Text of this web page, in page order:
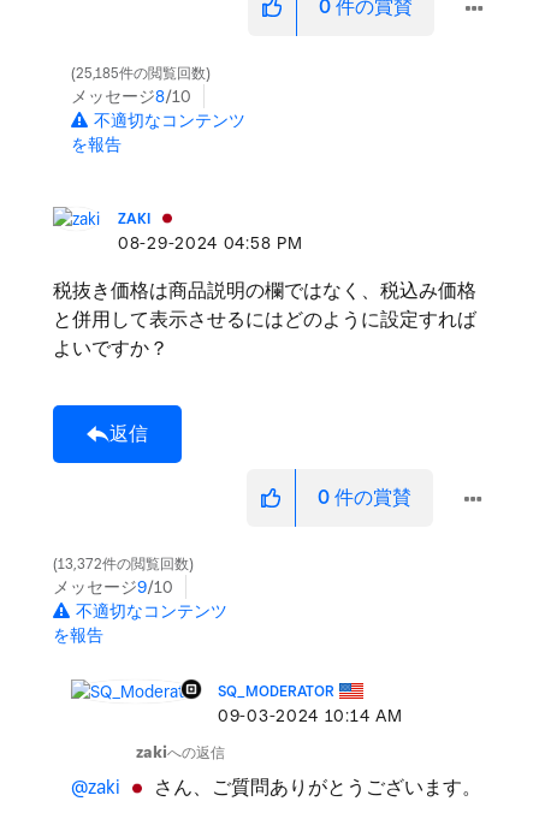
0 件の賞賛
25,185件の閲覧回数
メッセージ8/10
不適切なコンテンツ
を報告
ZAKI
‎08-29-2024 04:58 PM
税抜き価格は商品説明の欄ではなく、税込み価格
と併用して表示させるにはどのように設定すれば
よいですか？
返信
0件の賞賛
13,372件の閲覧回数
メッセージ9/10
不適切なコンテンツ
を報告
SQ_MODERATOR
‎09-03-2024 10:14 AM
zakiへの返信
@zaki さん、ご質問ありがとうございます。